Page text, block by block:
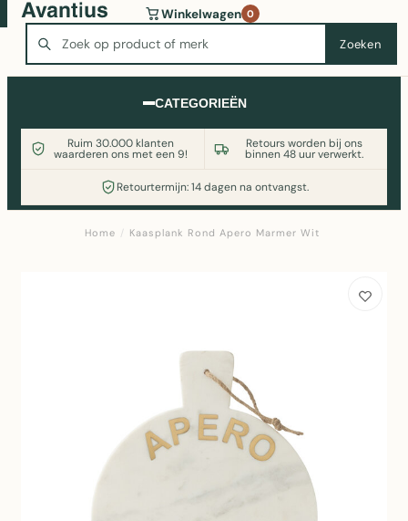
Zoeken
Winkelwagen 0
CATEGORIEËN
Ruim 30.000 klanten
waarderen ons met een 9!
Retours worden bij ons
binnen 48 uur verwerkt.
Retourtermijn: 14 dagen na ontvangst.
Wasmachine of koelkast nodig? Vergelijk alle prijzen op
Witgoedaanbod.nl
Home / Kaasplank Rond Apero Marmer Wit